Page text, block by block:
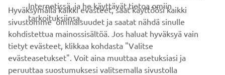
TILAA
Lue tietosuojakäytäntömme saadaksesi tietää, miten
käsittelemme henkilötietojasi:
Tietosuoja ja evästeet -sivustolta
Internetissä, ja he käyttävät tietoa omiin
tarkoituksiinsa.
Hyväksymällä kaikki evästeet, saat käyttöösi kaikki
sivustomme ominaisuudet ja saatat nähdä sinulle
kohdistettua mainossisältöä. Jos haluat hyväksyä vain
tietyt evästeet, klikkaa kohdasta "Valitse
evästeasetukset". Voit aina muuttaa asetuksiasi ja
peruuttaa suostumuksesi valitsemalla sivustolla